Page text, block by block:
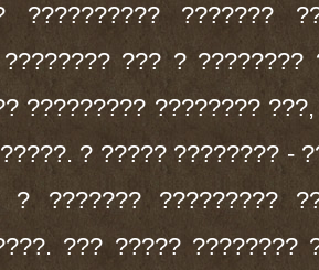
?????????? ???????
??? ? ????????
????????? ????????
? ????? ???????? -
? ??????? ?????????
??? ????? ????????